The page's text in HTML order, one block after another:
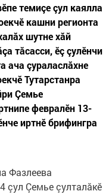
темиçе çул каялла
кашни регионта
шутне хăй
тăсасси, ӗç çулӗнчи
ача çураласлăхне
Тутарстанра
Çемье
февралӗн 13-
иртнӗ брифингра
Фазлеева
çул Çемье çулталăкӗ